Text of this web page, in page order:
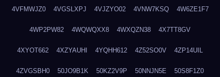
4VFMWJZ0 4VGSLXPJ 4VJZYO02 4VNW7KSQ 4W6ZE1F7
4WP2PW82 4WQWQXX8 4WXQZN38 4X7TT8GV
4XYOT662 4XZYAUHI 4YQHH612 4Z52SO0V 4ZP14UIL
4ZVGSBH0 50JO9B1K 50KZ2V9P 50NNJN5E 50S8F1Z0